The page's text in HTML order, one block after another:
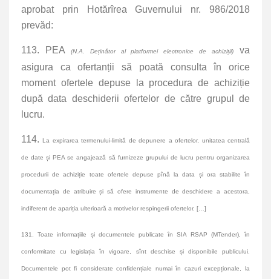
aprobat prin Hotărîrea Guvernului nr. 986/2018
prevăd:
113. PEA (N.A. Deținător al platformei electronice de achiziții)
va
asigura ca ofertanții să poată consulta în orice
moment ofertele depuse la procedura de achiziție
după data deschiderii ofertelor de către grupul de
lucru.
114.La expirarea termenului-limită de depunere a ofertelor, unitatea centrală
de date și PEA se angajează să furnizeze grupului de lucru pentru organizarea
procedurii de achiziție toate ofertele depuse pînă la data și ora stabilite în
documentația de atribuire și să ofere instrumente de deschidere a acestora,
indiferent de apariția ulterioară a motivelor respingerii ofertelor. […]
131.Toate informațiile și documentele publicate în SIA RSAP (MTender), în
conformitate cu legislația în vigoare, sînt deschise și disponibile publicului.
Documentele pot fi considerate confidențiale numai în cazuri excepționale, la